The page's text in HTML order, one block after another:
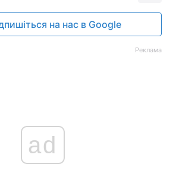
на нас в Google
Реклама
ad